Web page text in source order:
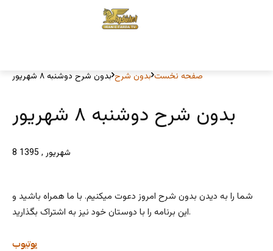
صفحه نخست بدون شرح بدون شرح دوشنبه ۸ شهریور
بدون شرح دوشنبه ۸ شهریور
8 شهریور , 1395
شما را به دیدن بدون شرح امروز دعوت میکنیم. با ما همراه باشید و
این برنامه را با دوستان خود نیز به اشتراک بگذارید.
یوتیوب